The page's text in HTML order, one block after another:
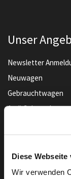
Diese
Wir verwenden
Unser
Newsletter
Neuwagen
Gebrauchtwagen
Audi
Online-